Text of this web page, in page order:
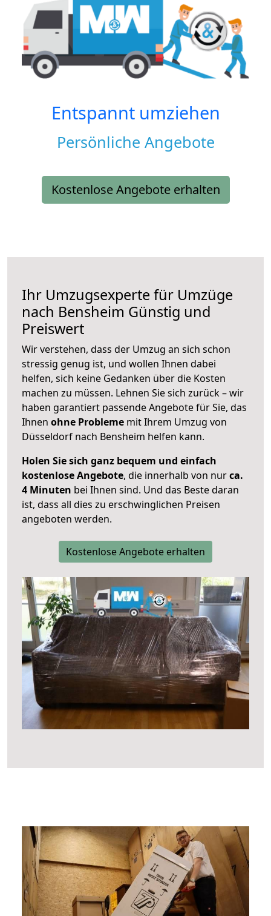
Entspannt umziehen
Persönliche Angebote
Kostenlose Angebote erhalten
Ihr Umzugsexperte für Umzüge
nach Bensheim Günstig und
Preiswert
Wir verstehen, dass der Umzug an sich schon
stressig genug ist, und wollen Ihnen dabei
helfen, sich keine Gedanken über die Kosten
machen zu müssen. Lehnen Sie sich zurück – wir
haben garantiert passende Angebote für Sie, das
Ihnen ohne Probleme mit Ihrem Umzug von
Düsseldorf nach Bensheim helfen kann.
Holen Sie sich ganz bequem und einfach
kostenlose Angebote, die innerhalb von nurca.
4 Minuten bei Ihnen sind. Und das Beste daran
ist, dass all dies zu erschwinglichen Preisen
angeboten werden.
Kostenlose Angebote erhalten